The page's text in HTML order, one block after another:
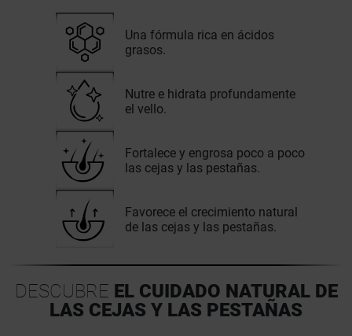
Una fórmula rica en ácidos
grasos.
Nutre e hidrata profundamente
el vello.
Fortalece y engrosa poco a poco
las cejas y las pestañas.
Favorece el crecimiento natural
de las cejas y las pestañas.
DESCUBRE EL CUIDADO NATURAL DE
LAS CEJAS Y LAS PESTAÑAS